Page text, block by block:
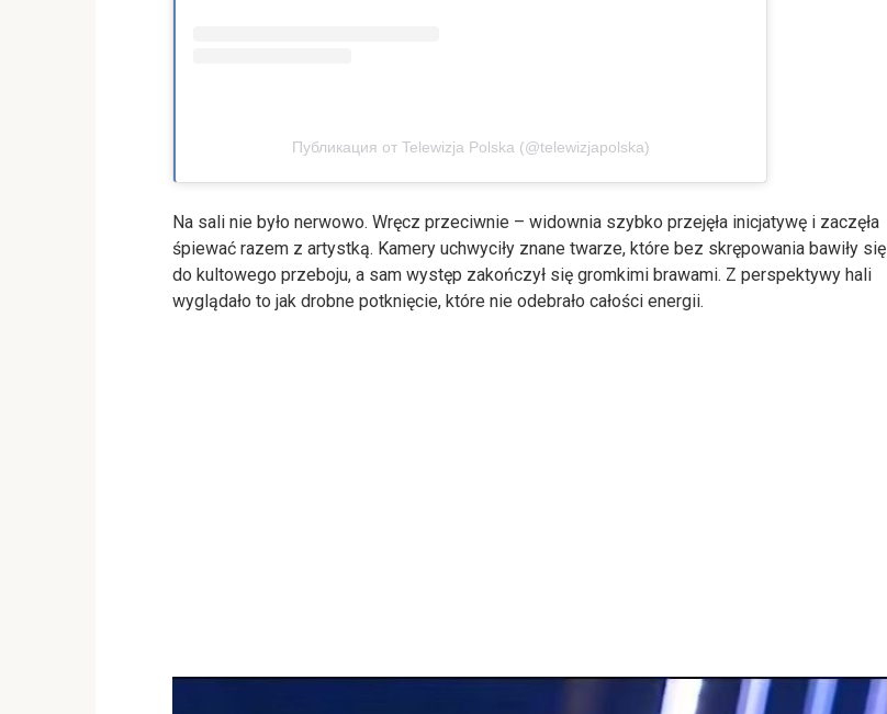
Публикация от Telewizja Polska (@telewizjapolska)
Na sali nie było nerwowo. Wręcz przeciwnie – widownia szybko przejęła inicjatywę i zaczęła
śpiewać razem z artystką. Kamery uchwyciły znane twarze, które bez skrępowania bawiły się
do kultowego przeboju, a sam występ zakończył się gromkimi brawami. Z perspektywy hali
wyglądało to jak drobne potknięcie, które nie odebrało całości energii.